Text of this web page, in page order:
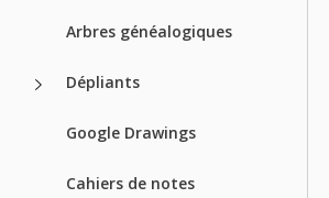
Arbres généalogiques
Dépliants
Google Drawings
Cahiers de notes